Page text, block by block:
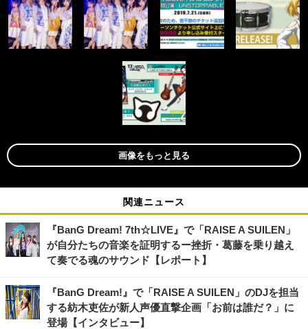
画像をもっと見る
関連ニュース
『BanG Dream! 7th☆LIVE』で「RAISE A SUILEN」
が自分たちの音楽を証明するー挫折・葛藤を乗り越え
て奏でる魂のサウンド【レポート】
『BanG Dream!』で「RAISE A SUILEN」のDJを担当
する紡木吏佐が新人声優直撃企画「お前は誰だ？」に
登場【インタビュー】